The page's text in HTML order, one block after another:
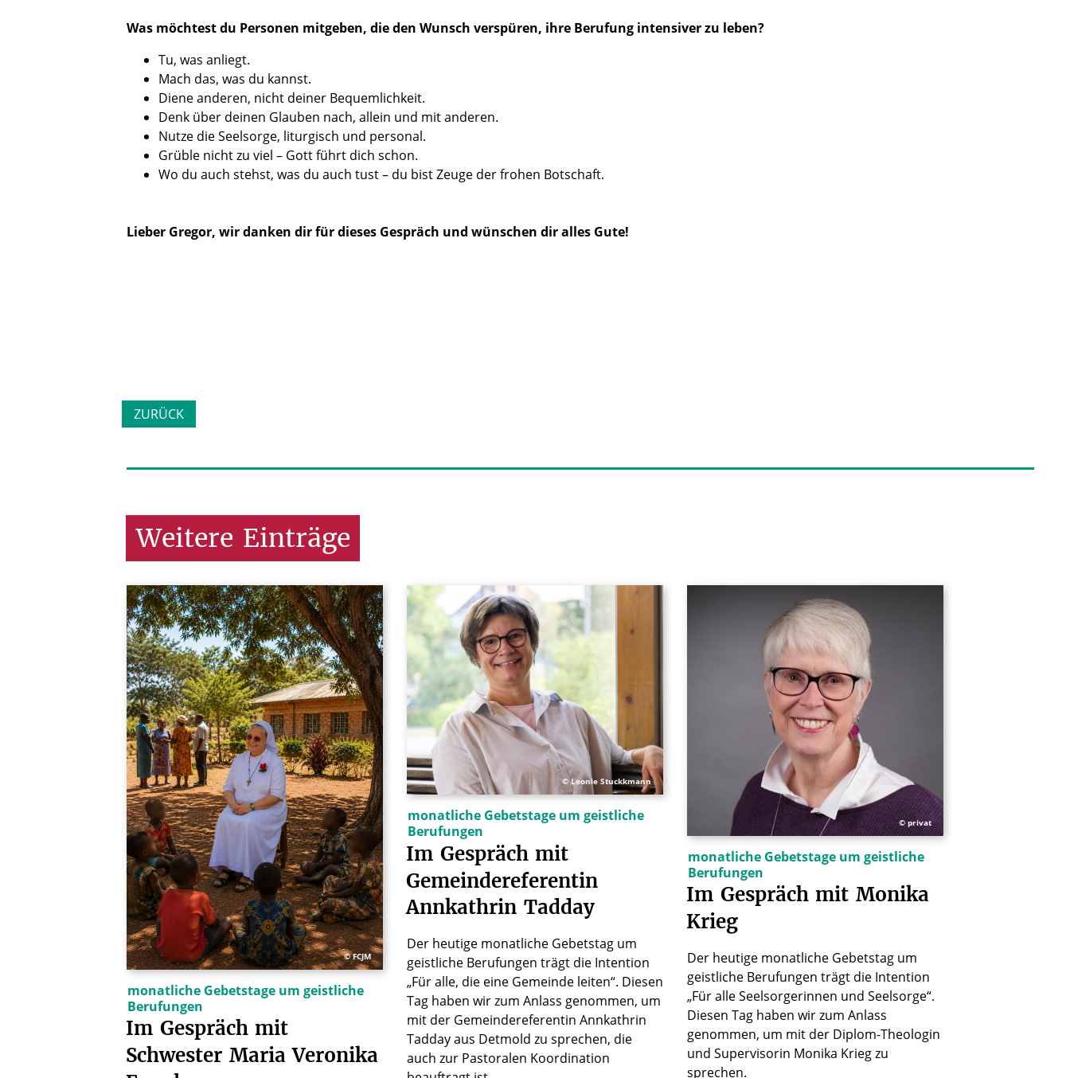
Was möchtest du Personen mitgeben, die den Wunsch verspüren, ihre Berufung intensiver zu leben?
Tu, was anliegt.
Mach das, was du kannst.
Diene anderen, nicht deiner Bequemlichkeit.
Denk über deinen Glauben nach, allein und mit anderen.
Nutze die Seelsorge, liturgisch und personal.
Grüble nicht zu viel – Gott führt dich schon.
Wo du auch stehst, was du auch tust – du bist Zeuge der frohen Botschaft.
Lieber Gregor, wir danken dir für dieses Gespräch und wünschen dir alles Gute!
ZURÜCK
Weitere Einträge
© FCJM
monatliche Gebetstage um geistliche
Berufungen
Im Gespräch mit
Schwester Maria Veronika
© Leonie Stuckkmann
monatliche Gebetstage um geistliche
Berufungen
Im Gespräch mit
Gemeindereferentin
Annkathrin Tadday
Der heutige monatliche Gebetstag um
geistliche Berufungen trägt die Intention
„Für alle, die eine Gemeinde leiten“. Diesen
Tag haben wir zum Anlass genommen, um
mit der Gemeindereferentin Annkathrin
Tadday aus Detmold zu sprechen, die
auch zur Pastoralen Koordination
© privat
monatliche Gebetstage um geistliche
Berufungen
Im Gespräch mit Monika
Krieg
Der heutige monatliche Gebetstag um
geistliche Berufungen trägt die Intention
„Für alle Seelsorgerinnen und Seelsorge“.
Diesen Tag haben wir zum Anlass
genommen, um mit der Diplom-Theologin
und Supervisorin Monika Krieg zu
sprechen.